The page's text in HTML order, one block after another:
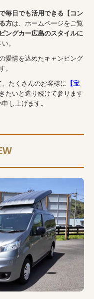
毎日でも活用できる【コン
方は、ホームページをご覧
ングカー広島のスタイルに
。
愛情を込めたキャンピング
。
たくさんのお客様に 【宝
たいと造り続けて参ります
し上げます。